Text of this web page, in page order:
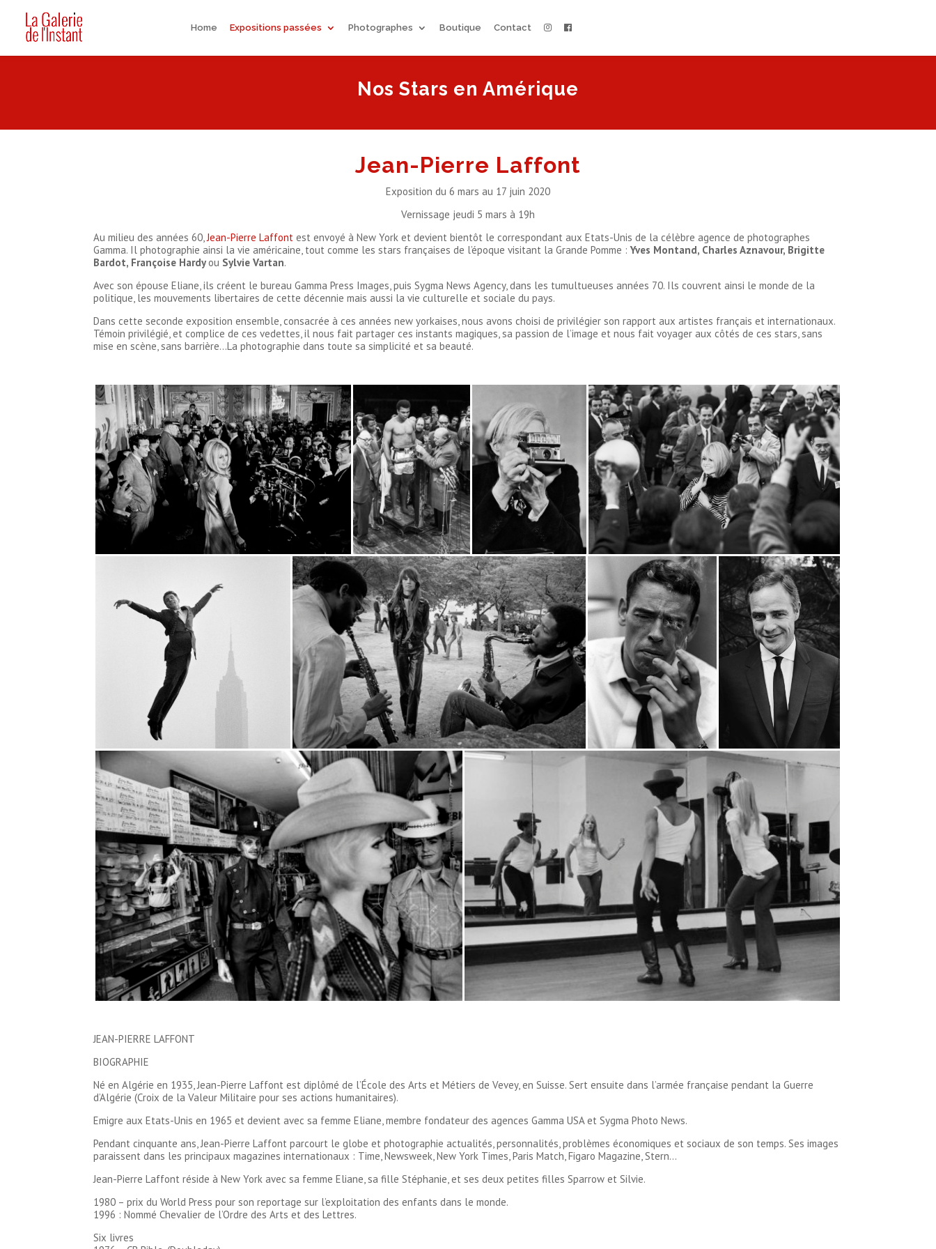
Home Expositions passées Photographes Boutique Contact
Nos Stars en Amérique
Jean-Pierre Laffont
Exposition du 6 mars au 17 juin 2020
Vernissage jeudi 5 mars à 19h
Au milieu des années 60,Jean-Pierre Laffont est envoyé à New York et devient bientôt le correspondant aux Etats-Unis de la célèbre agence de photographes
Gamma. Il photographie ainsi la vie américaine, tout comme les stars françaises de l’époque visitant la Grande Pomme :Yves Montand, Charles Aznavour, Brigitte
Bardot, Françoise Hardyou Sylvie Vartan.
Avec son épouse Eliane, ils créent le bureau Gamma Press Images, puis Sygma News Agency, dans les tumultueuses années 70. Ils couvrent ainsi le monde de la
politique, les mouvements libertaires de cette décennie mais aussi la vie culturelle et sociale du pays.
Dans cette seconde exposition ensemble, consacrée à ces années new yorkaises, nous avons choisi de privilégier son rapport aux artistes français et internationaux.
Témoin privilégié, et complice de ces vedettes, il nous fait partager ces instants magiques, sa passion de l’image et nous fait voyager aux côtés de ces stars, sans
mise en scène, sans barrière…La photographie dans toute sa simplicité et sa beauté.
JEAN-PIERRE LAFFONT
BIOGRAPHIE
Né en Algérie en 1935, Jean-Pierre Laffont est diplômé de l’École des Arts et Métiers de Vevey, en Suisse. Sert ensuite dans l’armée française pendant la Guerre
d’Algérie (Croix de la Valeur Militaire pour ses actions humanitaires).
Emigre aux Etats-Unis en 1965 et devient avec sa femme Eliane, membre fondateur des agences Gamma USA et Sygma Photo News.
Pendant cinquante ans, Jean-Pierre Laffont parcourt le globe et photographie actualités, personnalités, problèmes économiques et sociaux de son temps. Ses images
paraissent dans les principaux magazines internationaux : Time, Newsweek, New York Times, Paris Match, Figaro Magazine, Stern…
Jean-Pierre Laffont réside à New York avec sa femme Eliane, sa fille Stéphanie, et ses deux petites filles Sparrow et Silvie.
1980 – prix du World Press pour son reportage sur l’exploitation des enfants dans le monde.
1996 : Nommé Chevalier de l’Ordre des Arts et des Lettres.
Six livres